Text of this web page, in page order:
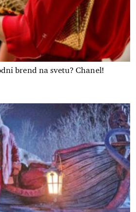
brend na svetu? Chanel!